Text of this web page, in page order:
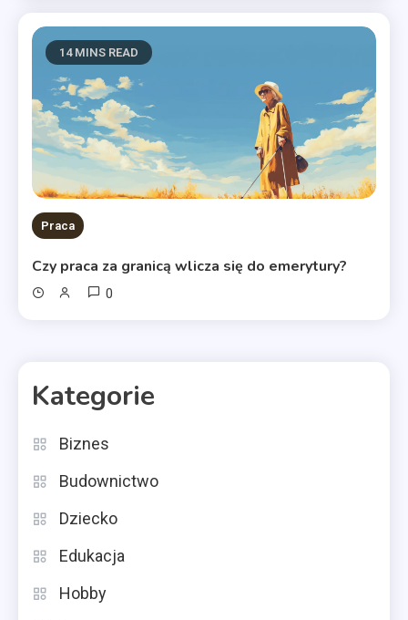
14 MINS READ
Praca
Czy praca za granicą wlicza się do emerytury?
0
Kategorie
Biznes
Budownictwo
Dziecko
Edukacja
Hobby